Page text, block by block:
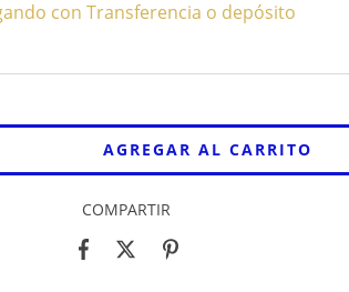
con Transferencia o depósito
COMPARTIR